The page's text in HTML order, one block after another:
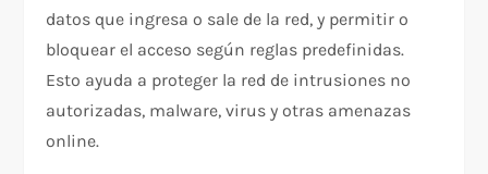
datos que ingresa o sale de la red, y permitir o
bloquear el acceso según reglas predefinidas.
Esto ayuda a proteger la red de intrusiones no
autorizadas, malware, virus y otras amenazas
online.